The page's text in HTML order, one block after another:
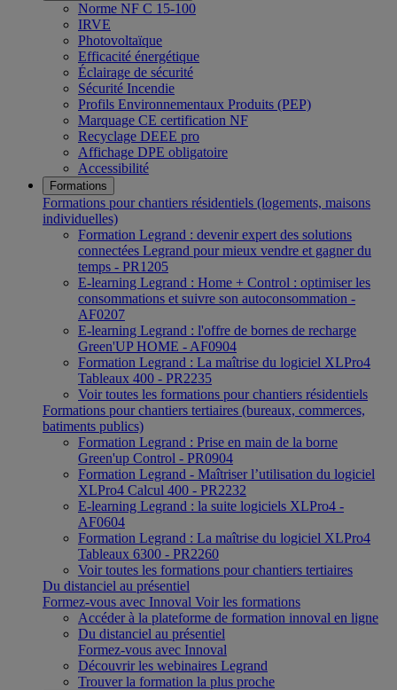
Norme NF C 15-100
IRVE
Photovoltaïque
Efficacité énergétique
Éclairage de sécurité
Sécurité Incendie
Profils Environnementaux Produits (PEP)
Marquage CE certification NF
Recyclage DEEE pro
Affichage DPE obligatoire
Accessibilité
Formations
Formations pour chantiers résidentiels (logements, maisons
individuelles)
Formation Legrand : devenir expert des solutions
connectées Legrand pour mieux vendre et gagner du
temps - PR1205
E-learning Legrand : Home + Control : optimiser les
consommations et suivre son autoconsommation -
AF0207
E-learning Legrand : l'offre de bornes de recharge
Green'UP HOME - AF0904
Formation Legrand : La maîtrise du logiciel XLPro4
Tableaux 400 - PR2235
Voir toutes les formations pour chantiers résidentiels
Formations pour chantiers tertiaires (bureaux, commerces,
batiments publics)
Formation Legrand : Prise en main de la borne
Green'up Control - PR0904
Formation Legrand - Maîtriser l’utilisation du logiciel
XLPro4 Calcul 400 - PR2232
E-learning Legrand : la suite logiciels XLPro4 -
AF0604
Formation Legrand : La maîtrise du logiciel XLPro4
Tableaux 6300 - PR2260
Voir toutes les formations pour chantiers tertiaires
Du distanciel au présentiel
Formez-vous avec Innoval Voir les formations
Accéder à la plateforme de formation innoval en ligne
Du distanciel au présentiel
Formez-vous avec Innoval
Découvrir les webinaires Legrand
Trouver la formation la plus proche